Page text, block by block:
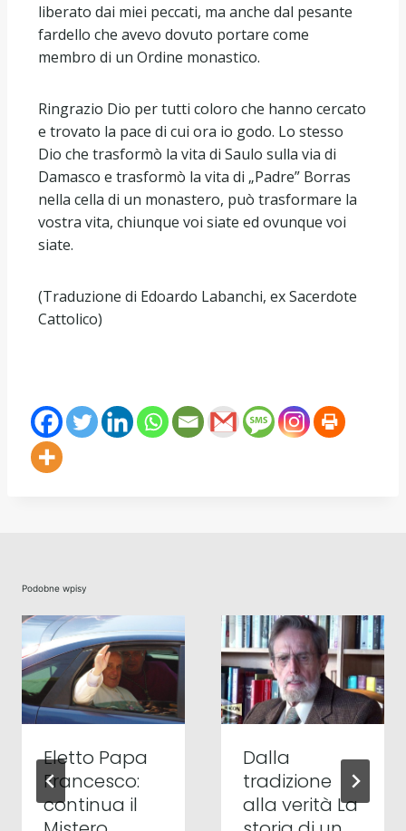
liberato dai miei peccati, ma anche dal pesante
fardello che avevo dovuto portare come
membro di un Ordine monastico.
Ringrazio Dio per tutti coloro che hanno cercato
e trovato la pace di cui ora io godo. Lo stesso
Dio che trasformò la vita di Saulo sulla via di
Damasco e trasformò la vita di „Padre” Borras
nella cella di un monastero, può trasformare la
vostra vita, chiunque voi siate ed ovunque voi
siate.
(Traduzione di Edoardo Labanchi, ex Sacerdote
Cattolico)
Podobne wpisy
Eletto Papa
Francesco:
continua il
Dalla
tradizione
alla verità La